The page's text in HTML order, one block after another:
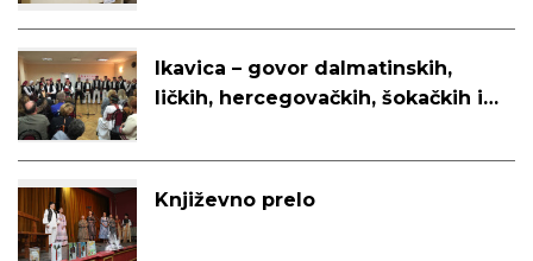
Ikavica – govor dalmatinskih,
ličkih, hercegovačkih, šokačkih i
Književno prelo